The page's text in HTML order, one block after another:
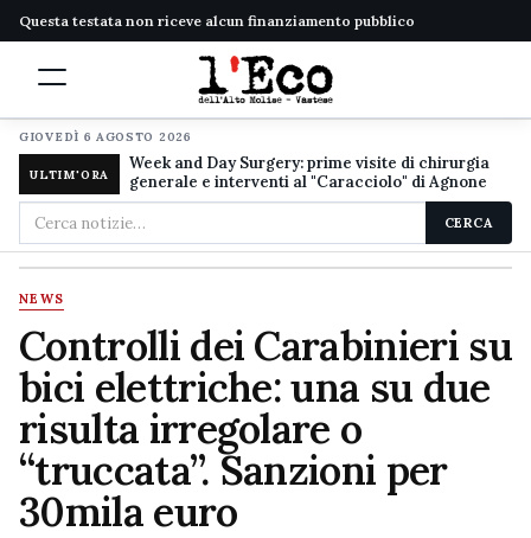
Questa testata non riceve alcun finanziamento pubblico
GIOVEDÌ 6 AGOSTO 2026
ULTIM'ORA
Week and Day Surgery: prime visite di chirurgia
generale e interventi al "Caracciolo" di Agnone
Cerca
nel
sito
CERCA
NEWS
Controlli dei Carabinieri su
bici elettriche: una su due
risulta irregolare o
“truccata”. Sanzioni per
30mila euro